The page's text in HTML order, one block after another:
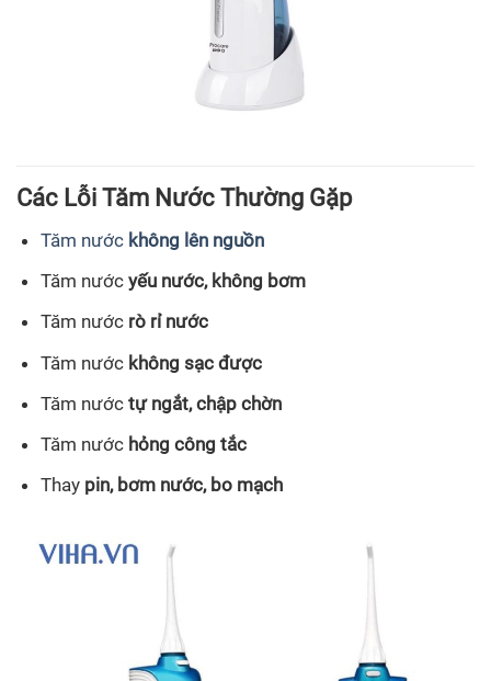
Các Lỗi Tăm Nước Thường Gặp
Tăm nước không lên nguồn
Tăm nướcyếu nước, không bơm
Tăm nước rò rỉ nước
Tăm nước không sạc được
Tăm nướctự ngắt, chập chờn
Tăm nước hỏng công tắc
Thay pin, bơm nước, bo mạch